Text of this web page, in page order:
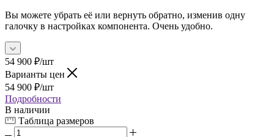
Вы можете убрать её или вернуть обратно, изменив одну
галочку в настройках компонента. Очень удобно.
54 900 ₽/шт
Варианты цен
54 900 ₽/шт
Подробности
В наличии
Таблица размеров